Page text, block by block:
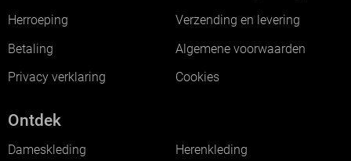
Herroeping
Verzending en levering
Betaling
Algemene voorwaarden
Privacy verklaring
Cookies
Ontdek
Dameskleding
Herenkleding